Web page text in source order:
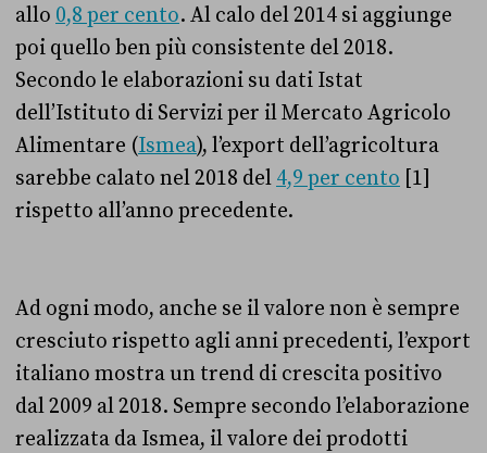
allo 0,8 per cento. Al calo del 2014 si aggiunge
poi quello ben più consistente del 2018.
Secondo le elaborazioni su dati Istat
dell’Istituto di Servizi per il Mercato Agricolo
Alimentare (Ismea), l’export dell’agricoltura
sarebbe calato nel 2018 del 4,9 per cento [1]
rispetto all’anno precedente.
Ad ogni modo, anche se il valore non è sempre
cresciuto rispetto agli anni precedenti, l’export
italiano mostra un trend di crescita positivo
dal 2009 al 2018. Sempre secondo l’elaborazione
realizzata da Ismea, il valore dei prodotti